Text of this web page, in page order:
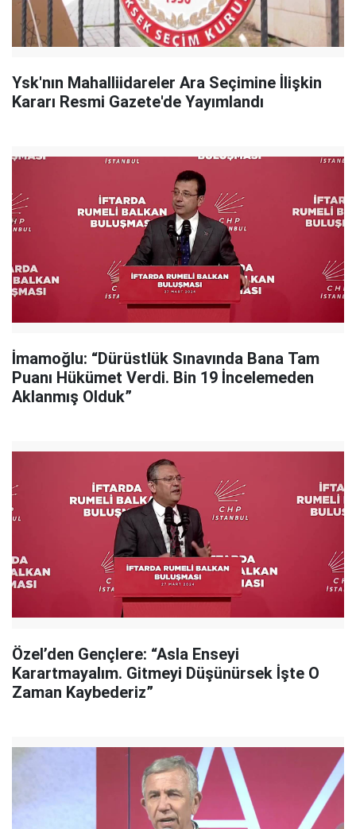
Ysk'nın Mahalliidareler Ara Seçimine İlişkin
Kararı Resmi Gazete'de Yayımlandı
İmamoğlu: “Dürüstlük Sınavında Bana Tam
Puanı Hükümet Verdi. Bin 19 İncelemeden
Aklanmış Olduk”
Özel’den Gençlere: “Asla Enseyi
Karartmayalım. Gitmeyi Düşünürsek İşte O
Zaman Kaybederiz”